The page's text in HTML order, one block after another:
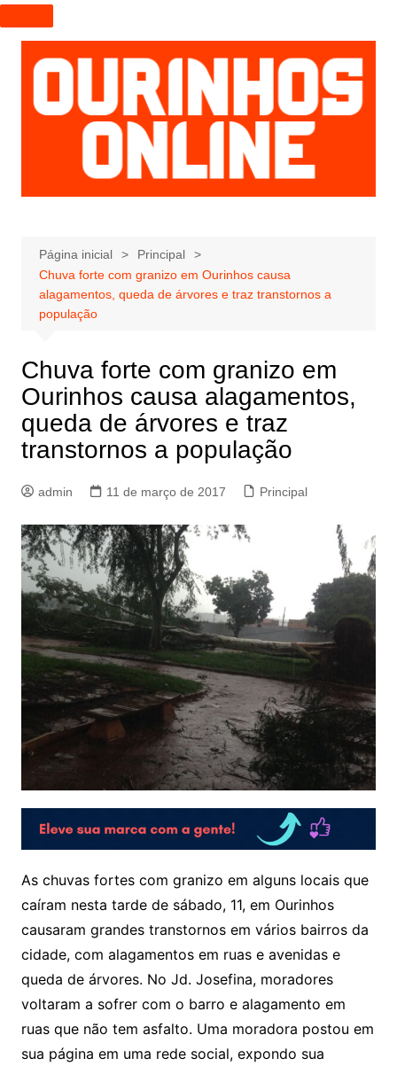
I
r
p
a
r
a
e
ú
d
o
Página inicial
Principal
Chuva forte com granizo em Ourinhos causa
alagamentos, queda de árvores e traz transtornos a
população
Chuva forte com granizo em
Ourinhos causa alagamentos,
queda de árvores e traz
transtornos a população
admin 11 de março de 2017 Principal
As chuvas fortes com granizo em alguns locais que
caíram nesta tarde de sábado, 11, em Ourinhos
causaram grandes transtornos em vários bairros da
cidade, com alagamentos em ruas e avenidas e
queda de árvores. No Jd. Josefina, moradores
voltaram a sofrer com o barro e alagamento em
ruas que não tem asfalto. Uma moradora postou em
sua página em uma rede social, expondo sua